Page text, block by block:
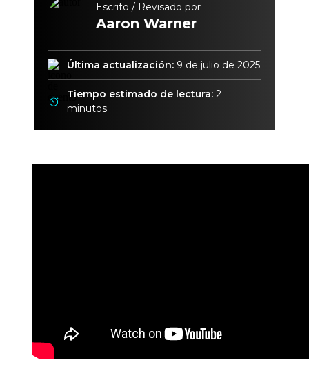
Escrito / Revisado por
Aaron Warner
Última actualización: 9 de julio de 2025
Tiempo estimado de lectura: 2
minutos